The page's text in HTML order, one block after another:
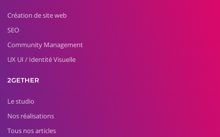
Création de site web
SEO
Community Management
UX UI / Identité Visuelle
2GETHER
Le studio
Nos réalisations
Tous nos articles